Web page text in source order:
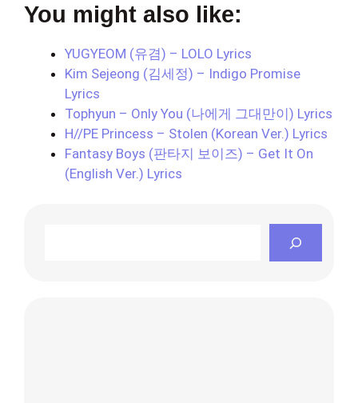
You might also like:
YUGYEOM (유겸) – LOLO Lyrics
Kim Sejeong (김세정) – Indigo Promise
Lyrics
Tophyun – Only You (나에게 그대만이) Lyrics
H//PE Princess – Stolen (Korean Ver.) Lyrics
Fantasy Boys (판타지 보이즈) – Get It On
(English Ver.) Lyrics